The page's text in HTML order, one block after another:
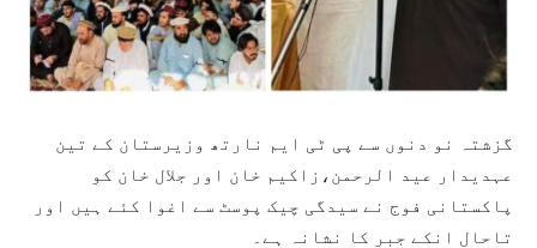
گزشتہ نو دنوں سے پی ٹی ایم نارتھ وزیرستان کے تین
عہدیدار عید الرحمن،زاکیم خان اور جلال خان کو
پاکستانی فوج نے سیدگی چیک پوسٹ سے اغوا کئے ہیں اور
تاحال انکے جبر کا نشانہ ہے۔